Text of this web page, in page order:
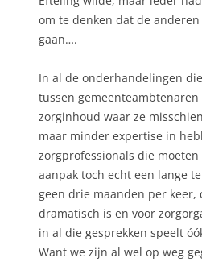
om te denken dat de
gaan….
In al de onderhandelingen
tussen
zorginhoud waar ze
maar minder expertise in
zorgprofessionals die
aanpak toch echt een lange
geen drie maanden per keer,
dramatisch is en voor
in al die gesprekken speelt
Want we zijn al wel op weg